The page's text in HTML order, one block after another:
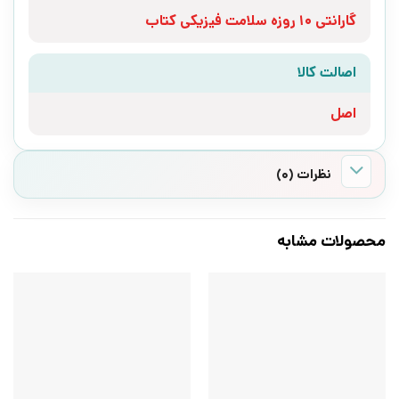
گارانتی 10 روزه سلامت فیزیکی کتاب
اصالت کالا
اصل
نظرات (0)
محصولات مشابه